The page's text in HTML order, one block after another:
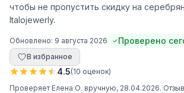
чтобы не пропустить скидку на
Italojewerly.
Обновлено: 9 августа 2026 Проверено
В избранное
4.5(10 оценок)
Проверяет Елена О. вручную, 28.04.2026.